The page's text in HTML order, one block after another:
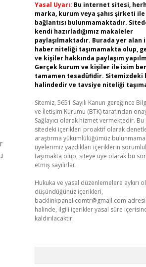
Yasal Uyarı: Bu internet sitesi,
marka, kurum veya şahıs şirketi
bağlantısı bulunmamaktadır.
kendi hazırladığımız makaleler
paylaşılmaktadır. Burada yer
haber niteliği taşımamakta olup,
ve kişiler hakkında paylaşım
Gerçek kurum ve kişiler ile isim
tamamen tesadüfidir.
halindedir ve tavsiye niteliği
Sitemiz, 5651 Sayılı Kanun gereğince
ve İletişim Kurumu (BTK) tarafından
Sağlayıcı olarak hizmet vermektedir.
sitedeki içerikleri proaktif olarak
araştırma yükümlülüğümüz
üyelerimiz yazdıkları içeriklerin
taşımakta olup, siteye üye olarak bu
etmiş sayılırlar.
Hukuka ve yasal düzenlemelere aykırı
düşündüğünüz içerikleri,
backlinkpanelicomtr@gmail.com
halinde, ilgili içerikler yasal süre
kaldırılacaktır.